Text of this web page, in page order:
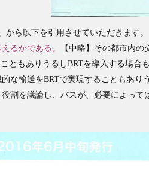
から以下を引用させていただきます
るかである。
【中略】その都市内
ともありうるしBRTを導入する場
な輸送をBRTで実現することもあ
割を議論し、バスが、必要によっ